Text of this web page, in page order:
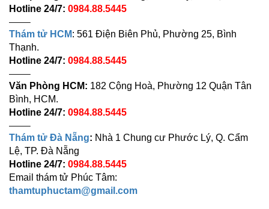
Hotline 24/7: 0984.88.5445
——–
Thám tử HCM: 561 Điện Biên Phủ, Phường 25, Bình
Thạnh.
Hotline 24/7: 0984.88.5445
——–
Văn Phòng HCM: 182 Cộng Hoà, Phường 12 Quận Tân
Bình, HCM.
Hotline 24/7: 0984.88.5445
——–
Thám tử Đà Nẵng: Nhà 1 Chung cư Phước Lý, Q. Cẩm
Lệ, TP. Đà Nẵng
Hotline 24/7: 0984.88.5445
Email thám tử Phúc Tâm:
thamtuphuctam@gmail.com